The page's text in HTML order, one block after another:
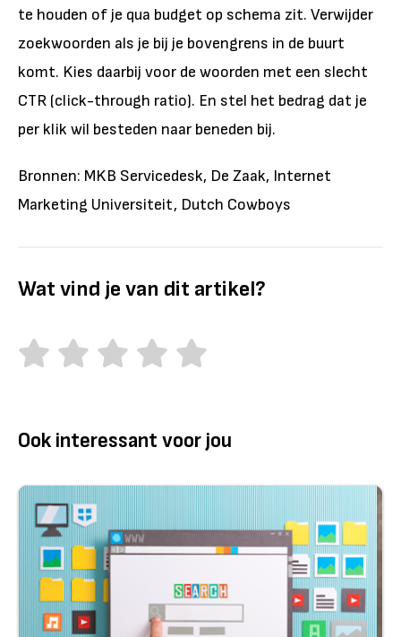
te houden of je qua budget op schema zit. Verwijder
zoekwoorden als je bij je bovengrens in de buurt
komt. Kies daarbij voor de woorden met een slecht
CTR (click-through ratio). En stel het bedrag dat je
per klik wil besteden naar beneden bij.
Bronnen: MKB Servicedesk, De Zaak, Internet
Marketing Universiteit, Dutch Cowboys
Wat vind je van dit artikel?
Ook interessant voor jou